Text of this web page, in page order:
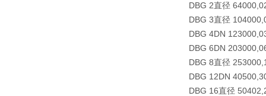
DBG 2直径 6400
DBG 3直径 10400
DBG 4DN 12300
DBG 6DN 20300
DBG 8直径 25300
DBG 12DN 4050
DBG 16直径 5040